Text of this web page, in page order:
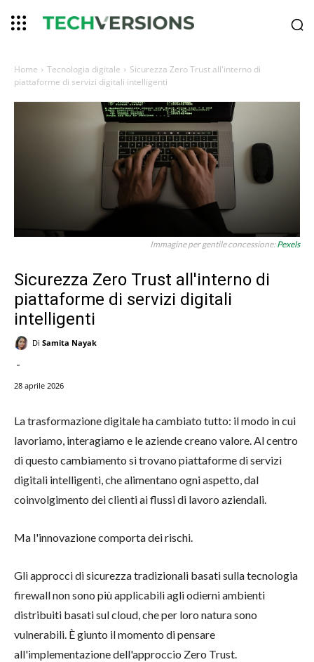
Home Tecnologia digitale
Sicurezza Zero Trust all'interno di
piattaforme di servizi digitali intelligenti
Immagine per gentile concessione:Pexels
Sicurezza Zero Trust all'interno di
piattaforme di servizi digitali
intelligenti
Di Samita Nayak
-
28 aprile 2026
La trasformazione digitale ha cambiato tutto: il modo in cui
lavoriamo, interagiamo e le aziende creano valore. Al centro
di questo cambiamento si trovano piattaforme di servizi
digitali intelligenti, che alimentano ogni aspetto, dal
coinvolgimento dei clienti ai flussi di lavoro aziendali.
Ma l'innovazione comporta dei rischi.
Gli approcci di sicurezza tradizionali basati sulla tecnologia
firewall non sono più applicabili agli odierni ambienti
distribuiti basati sul cloud, che per loro natura sono
vulnerabili. È giunto il momento di pensare
all'implementazione dell'approccio Zero Trust.